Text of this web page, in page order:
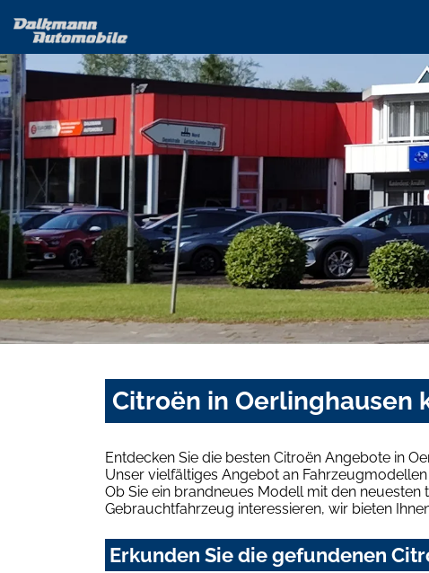
Citroën in Oerlinghausen
Entdecken Sie die besten Citroën Angebote in
Unser vielfältiges Angebot an
Ob Sie ein brandneues Modell mit den
Gebrauchtfahrzeug interessieren, wir bieten
Erkunden Sie die gefundenen